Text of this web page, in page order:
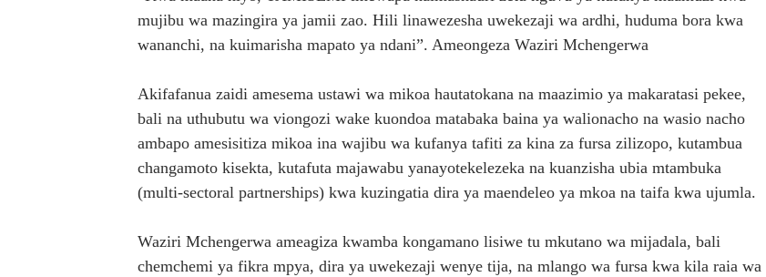
mujibu wa mazingira ya jamii zao. Hili linawezesha uwekezaji wa ardhi, huduma bora kwa
wananchi, na kuimarisha mapato ya ndani”. Ameongeza Waziri Mchengerwa
Akifafanua zaidi amesema ustawi wa mikoa hautatokana na maazimio ya makaratasi pekee,
bali na uthubutu wa viongozi wake kuondoa matabaka baina ya walionacho na wasio nacho
ambapo amesisitiza mikoa ina wajibu wa kufanya tafiti za kina za fursa zilizopo, kutambua
changamoto kisekta, kutafuta majawabu yanayotekelezeka na kuanzisha ubia mtambuka
(multi-sectoral partnerships) kwa kuzingatia dira ya maendeleo ya mkoa na taifa kwa ujumla.
Waziri Mchengerwa ameagiza kwamba kongamano lisiwe tu mkutano wa mijadala, bali
chemchemi ya fikra mpya, dira ya uwekezaji wenye tija, na mlango wa fursa kwa kila raia wa